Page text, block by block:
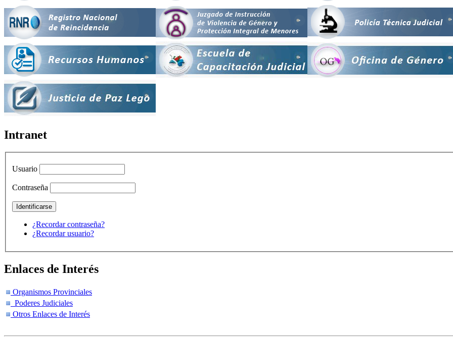
Intranet
Usuario
Contraseña
¿Recordar contraseña?
¿Recordar usuario?
Enlaces de Interés
Organismos Provinciales
Poderes Judiciales
Otros Enlaces de Interés